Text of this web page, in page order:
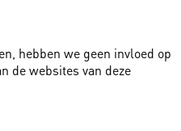
hebben we geen invloed op
de websites van deze